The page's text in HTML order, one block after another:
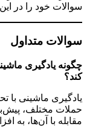
سوالات خود را در
سوالات متداول
چگونه یادگیری
کند؟
یادگیری ماشینی با
حملات مختلف،
مقابله با آن‌ها، به